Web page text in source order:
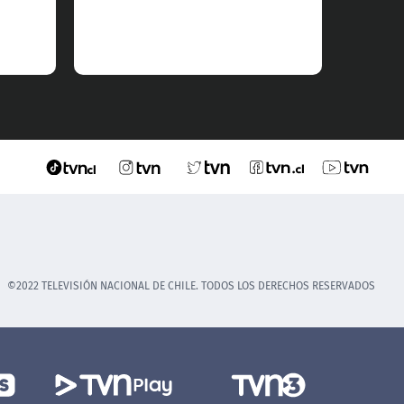
©2022 TELEVISIÓN NACIONAL DE CHILE. TODOS LOS DERECHOS RESERVADOS